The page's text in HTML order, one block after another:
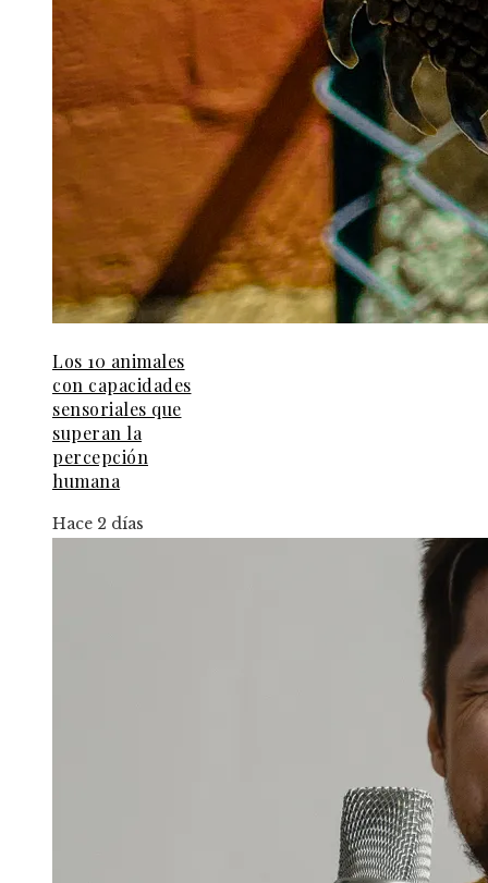
Los 10 animales
con capacidades
sensoriales que
superan la
percepción
humana
Hace 2 días